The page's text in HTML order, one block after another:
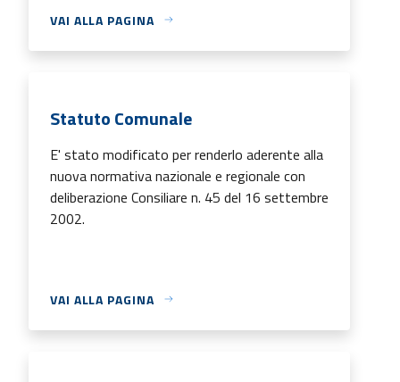
VAI ALLA PAGINA
Statuto Comunale
E' stato modificato per renderlo aderente alla
nuova normativa nazionale e regionale con
deliberazione Consiliare n. 45 del 16 settembre
2002.
VAI ALLA PAGINA